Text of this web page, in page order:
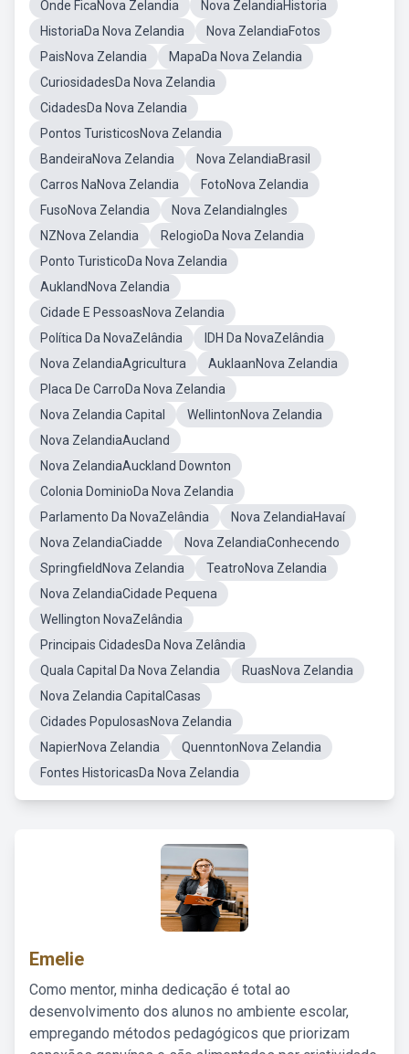
Onde FicaNova Zelandia
Nova ZelandiaHistoria
HistoriaDa Nova Zelandia
Nova ZelandiaFotos
PaisNova Zelandia
MapaDa Nova Zelandia
CuriosidadesDa Nova Zelandia
CidadesDa Nova Zelandia
Pontos TuristicosNova Zelandia
BandeiraNova Zelandia
Nova ZelandiaBrasil
Carros NaNova Zelandia
FotoNova Zelandia
FusoNova Zelandia
Nova ZelandiaIngles
NZNova Zelandia
RelogioDa Nova Zelandia
Ponto TuristicoDa Nova Zelandia
AuklandNova Zelandia
Cidade E PessoasNova Zelandia
Política Da NovaZelândia
IDH Da NovaZelândia
Nova ZelandiaAgricultura
AuklaanNova Zelandia
Placa De CarroDa Nova Zelandia
Nova Zelandia Capital
WellintonNova Zelandia
Nova ZelandiaAucland
Nova ZelandiaAuckland Downton
Colonia DominioDa Nova Zelandia
Parlamento Da NovaZelândia
Nova ZelandiaHavaí
Nova ZelandiaCiadde
Nova ZelandiaConhecendo
SpringfieldNova Zelandia
TeatroNova Zelandia
Nova ZelandiaCidade Pequena
Wellington NovaZelândia
Principais CidadesDa Nova Zelândia
Quala Capital Da Nova Zelandia
RuasNova Zelandia
Nova Zelandia CapitalCasas
Cidades PopulosasNova Zelandia
NapierNova Zelandia
QuenntonNova Zelandia
Fontes HistoricasDa Nova Zelandia
Emelie
Como mentor, minha dedicação é total ao
desenvolvimento dos alunos no ambiente escolar,
empregando métodos pedagógicos que priorizam